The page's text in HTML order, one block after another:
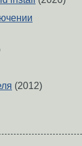
(2012)